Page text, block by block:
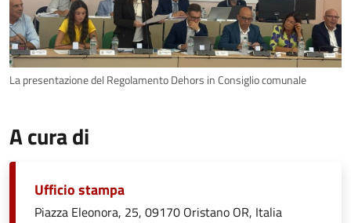
La presentazione del Regolamento Dehors in Consiglio comunale
A cura di
Ufficio stampa
Piazza Eleonora, 25, 09170 Oristano OR, Italia